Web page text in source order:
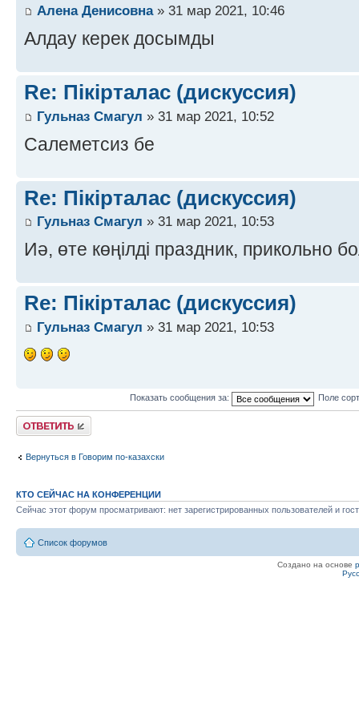
Алена Денисовна» 31 мар 2021, 10:46
Алдау керек досымды
Re: Пікірталас (дискуссия)
Гульназ Смагул » 31 мар 2021, 10:52
Салеметсиз бе
Re: Пікірталас (дискуссия)
Гульназ Смагул » 31 мар 2021, 10:53
Иә, өте көңілді праздник, прикольно
Re: Пікірталас (дискуссия)
Гульназ Смагул » 31 мар 2021, 10:53
Показать сообщения за: Поле
Ответить
Вернуться в Говорим по-казахски
КТО СЕЙЧАС НА КОНФЕРЕНЦИИ
Сейчас этот форум просматривают: нет зарегистрированных пользователей и
Список форумов
Создано на основе